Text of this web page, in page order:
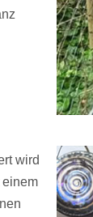
wird
einem